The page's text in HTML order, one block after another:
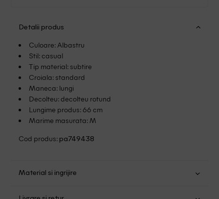
Detalii produs
Culoare: Albastru
Stil: casual
Tip material: subtire
Croiala: standard
Maneca: lungi
Decolteu: decolteu rotund
Lungime produs: 66 cm
Marime masurata: M
Cod produs: pa749438
Material si ingrijire